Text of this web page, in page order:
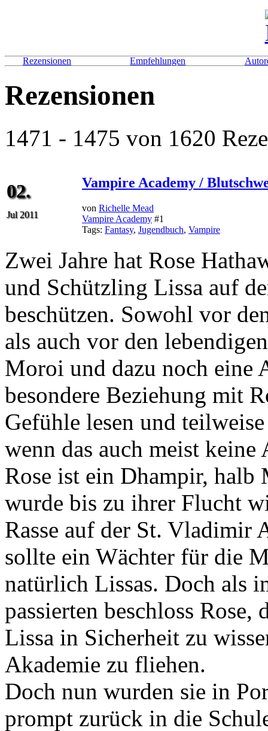
Rezensionen Empfehlungen
Rezensionen
1471 - 1475 von 1620
02.
Jul 2011
Vampire Academy /
von Richelle Mead
Vampire Academy #1
Tags: Fantasy, Jugendbuch, Vampire
Zwei Jahre hat Rose
und Schützling Lissa auf
beschützen. Sowohl vor
als auch vor den
Moroi und dazu noch eine
besondere Beziehung mit
Gefühle lesen und
wenn das auch meist keine
Rose ist ein Dhampir,
wurde bis zu ihrer Flucht
Rasse auf der St. Vladimir
sollte ein Wächter für die
natürlich Lissas. Doch als
passierten beschloss
Lissa in Sicherheit zu
Akademie zu fliehen.
Doch nun wurden sie in
prompt zurück in die